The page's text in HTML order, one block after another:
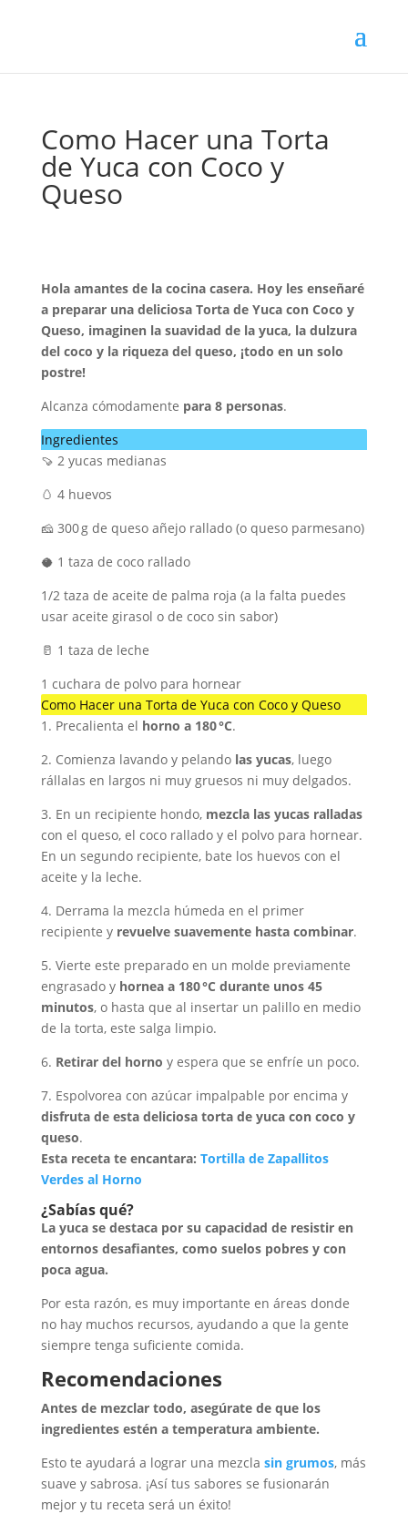
Como Hacer una Torta
de Yuca con Coco y
Queso
Hola amantes de la cocina casera. Hoy les enseñaré
a preparar una deliciosa Torta de Yuca con Coco y
Queso, imaginen la suavidad de la yuca, la dulzura
del coco y la riqueza del queso, ¡todo en un solo
postre!
Alcanza cómodamente para 8 personas.
Ingredientes
🍠 2 yucas medianas
🥚 4 huevos
🧀 300 g de queso añejo rallado (o queso parmesano)
🥥 1 taza de coco rallado
1/2 taza de aceite de palma roja (a la falta puedes
usar aceite girasol o de coco sin sabor)
🥛 1 taza de leche
1 cuchara de polvo para hornear
Como Hacer una Torta de Yuca con Coco y Queso
1. Precalienta el horno a 180 °C.
2. Comienza lavando y pelando las yucas, luego
rállalas en largos ni muy gruesos ni muy delgados.
3. En un recipiente hondo, mezcla las yucas ralladas
con el queso, el coco rallado y el polvo para hornear.
En un segundo recipiente, bate los huevos con el
aceite y la leche.
4. Derrama la mezcla húmeda en el primer
recipiente y revuelve suavemente hasta combinar.
5. Vierte este preparado en un molde previamente
engrasado y hornea a 180 °C durante unos 45
minutos, o hasta que al insertar un palillo en medio
de la torta, este salga limpio.
6. Retirar del horno y espera que se enfríe un poco.
7. Espolvorea con azúcar impalpable por encima y
disfruta de esta deliciosa torta de yuca con coco y
queso.
Esta receta te encantara: Tortilla de Zapallitos
Verdes al Horno
¿Sabías qué?
La yuca se destaca por su capacidad de resistir en
entornos desafiantes, como suelos pobres y con
poca agua.
Por esta razón, es muy importante en áreas donde
no hay muchos recursos, ayudando a que la gente
siempre tenga suficiente comida.
Recomendaciones
Antes de mezclar todo, asegúrate de que los
ingredientes estén a temperatura ambiente.
Esto te ayudará a lograr una mezcla sin grumos, más
suave y sabrosa. ¡Así tus sabores se fusionarán
mejor y tu receta será un éxito!